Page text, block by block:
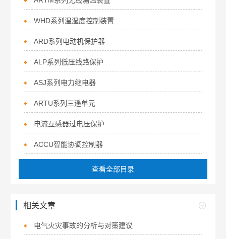
WHD系列温湿度控制装置
ARD系列电动机保护器
ALP系列低压线路保护
ASJ系列电力继电器
ARTU系列三遥单元
电流互感器过电压保护
ACCU智能协调控制器
查看全部目录
相关文章
电气火灾事故的分析与对策建议